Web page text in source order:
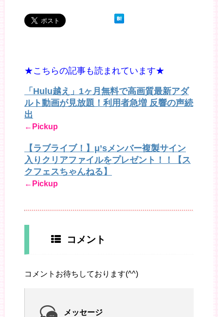
★こちらの記事も読まれています★
「Hulu越え」1ヶ月無料で高画質最新アダ
ルト動画が見放題！利用者急増 反響の声続
出
←Pickup
【ラブライブ！】μ’sメンバー複製サイン
入りクリアファイルをプレゼント！！【ス
クフェスちゃんねる】
←Pickup
コメント
コメントお待ちしております(^^)
メッセージ